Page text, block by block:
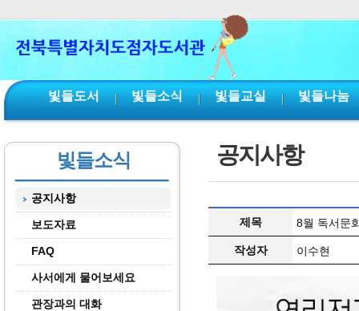
빛들도서 빛들소식 빛들교실 빛들나눔
빛들소식
공지사항
보도자료
FAQ
사서에게 물어보세요
관장과의 대화
공지사항
제목 8월 독서문
작성자 이수현